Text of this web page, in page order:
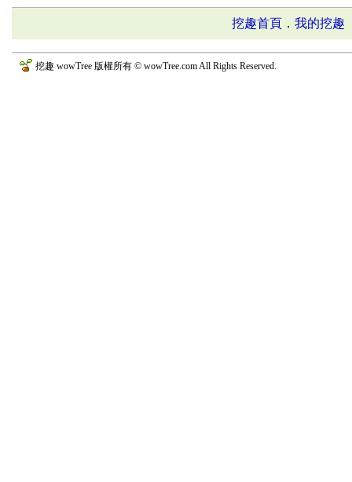
挖趣首頁 ．我的挖趣
挖趣 wowTree 版權所有 © wowTree.com All Rights Reserved.